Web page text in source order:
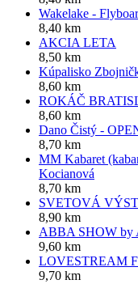
Wakelake -
8,40 km
AKCIA LETA
8,50 km
Kúpalisko
8,60 km
ROKÁČ
8,60 km
Dano Čistý -
8,70 km
MM Kabaret
Kocianová
8,70 km
SVETOVÁ
8,90 km
ABBA SHOW by
9,60 km
LOVESTREAM
9,70 km